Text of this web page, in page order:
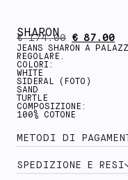
SHARON
€174.00 € 87.00
JEANS SHARON A
REGOLARE.
COLORI:
WHITE
SIDERAL (FOTO)
SAND
TURTLE
COMPOSIZIONE:
100% COTONE
METODI DI
SPEDIZIONE E RESI